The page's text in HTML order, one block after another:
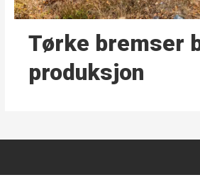
Tørke bremser
produksjon